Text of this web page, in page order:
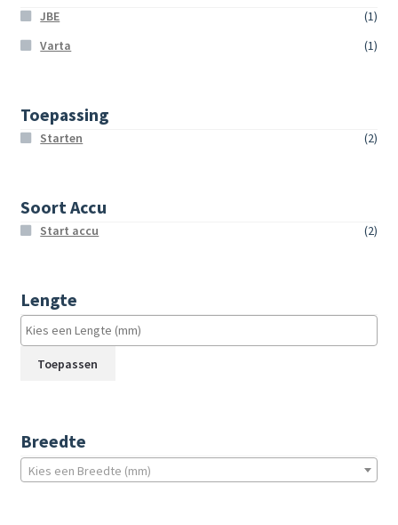
JBE
(1)
Varta
(1)
Toepassing
Starten (2)
Soort Accu
Start accu (2)
Lengte
Toepassen
Breedte
Kies een Breedte (mm)